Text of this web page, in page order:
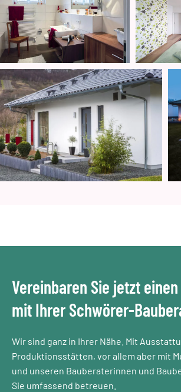
Vereinbaren Sie jetzt
mit Ihrer Schwörer-
Wir sind ganz in Ihrer Nähe. Mit
Produktionsstätten, vor allem aber mit
und unseren Bauberaterinnen und
Sie umfassend betreuen.